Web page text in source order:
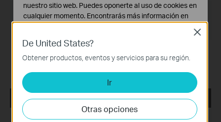
Tamaño de Archivo: 127.79 MB
dispositivos Aginet.
Agile Config 2.0
Fecha de Publicación:2022-01-01
De United States?
Obtener productos, eventos y servicios para su región.
Ir
Otras opciones
Close
nuestro sitio web. Puedes oponerte al uso de cookies en
cualquier momento. Encontrarás más información en
Cookies Básicas
Estas cookies son necesarias para el funcionamiento
del sitio web y no pueden desactivarse en tu sistema.
Cookies de Análisis y de Marketing
Las cookies de análisis nos permiten analizar tus
actividades en nuestro sitio web con el fin de mejorar y
adaptar la funcionalidad del mismo.